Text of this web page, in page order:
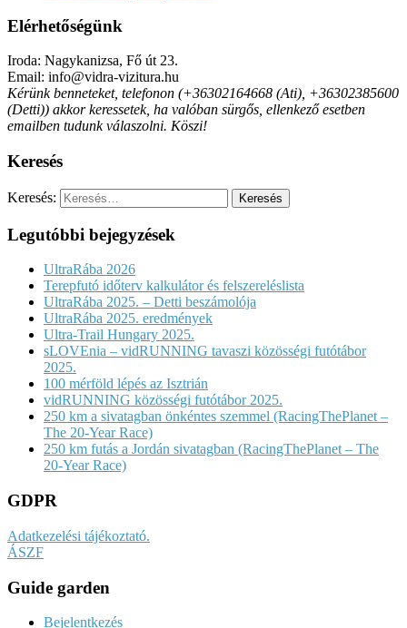
Elérhetőségünk
Iroda: Nagykanizsa, Fő út 23.
Email: info@vidra-vizitura.hu
Kérünk benneteket, telefonon (+36302164668 (Ati), +36302385600
(Detti)) akkor keressetek, ha valóban sürgős, ellenkező esetben
emailben tudunk válaszolni. Köszi!
Keresés
Keresés:
Legutóbbi bejegyzések
UltraRába 2026
Terepfutó időterv kalkulátor és felszereléslista
UltraRába 2025. – Detti beszámolója
UltraRába 2025. eredmények
Ultra-Trail Hungary 2025.
sLOVEnia – vidRUNNING tavaszi közösségi futótábor
2025.
100 mérföld lépés az Isztrián
vidRUNNING közösségi futótábor 2025.
250 km a sivatagban önkéntes szemmel (RacingThePlanet –
The 20-Year Race)
250 km futás a Jordán sivatagban (RacingThePlanet – The
20-Year Race)
GDPR
Adatkezelési tájékoztató.
ÁSZF
Guide garden
Bejelentkezés